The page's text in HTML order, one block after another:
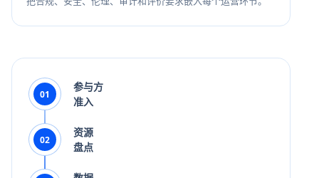
01
参与方
准入
02
资源
盘点